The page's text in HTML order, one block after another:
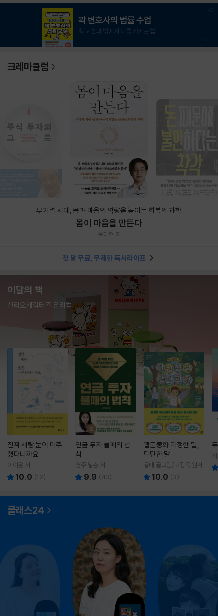
크레마클럽
무기력 시대, 몸과 마음의 역량을 높이는 회복의 과학
몸이 마음을 만든다
윤대현 저
첫 달 무료, 무제한 독서라이프
이달의 책
산리오캐릭터즈 유리컵
진짜 새랑 눈이 마주
쳤다니까요
이이은 저
10.0 (12)
연금 투자 불패의 법
칙
영주 닐슨 저
9.9 (43)
웹툰동화 다정한 말,
단단한 말
돌배 글그림/고정욱 원저
10.0 ( 3)
클래스24